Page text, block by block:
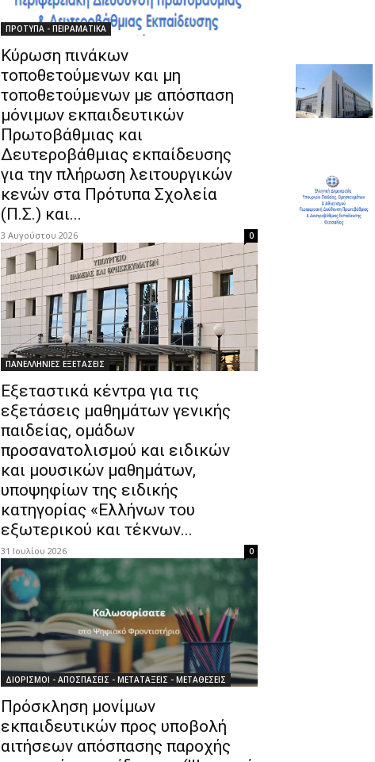
ΠΡΟΤΥΠΑ - ΠΕΙΡΑΜΑΤΙΚΑ
Κύρωση πινάκων
τοποθετούμενων και μη
τοποθετούμενων με απόσπαση
μόνιμων εκπαιδευτικών
Πρωτοβάθμιας και
Δευτεροβάθμιας εκπαίδευσης
για την πλήρωση λειτουργικών
κενών στα Πρότυπα Σχολεία
(Π.Σ.) και...
3 Αυγούστου 2026 0
ΠΑΝΕΛΛΗΝΙΕΣ ΕΞΕΤΑΣΕΙΣ
Εξεταστικά κέντρα για τις
εξετάσεις μαθημάτων γενικής
παιδείας, ομάδων
προσανατολισμού και ειδικών
και μουσικών μαθημάτων,
υποψηφίων της ειδικής
κατηγορίας «Ελλήνων του
εξωτερικού και τέκνων...
31 Ιουλίου 2026 0
ΔΙΟΡΙΣΜΟΙ - ΑΠΟΣΠΑΣΕΙΣ - ΜΕΤΑΤΑΞΕΙΣ - ΜΕΤΑΘΕΣΕΙΣ
Πρόσκληση μονίμων
εκπαιδευτικών προς υποβολή
αιτήσεων απόσπασης παροχής